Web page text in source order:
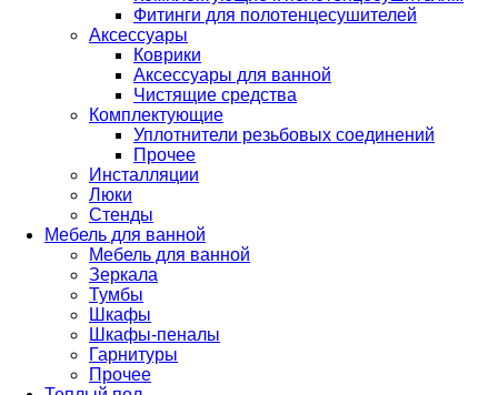
Фитинги для полотенцесушителей
Аксессуары
Коврики
Аксессуары для ванной
Чистящие средства
Комплектующие
Уплотнители резьбовых соединений
Прочее
Инсталляции
Люки
Стенды
Мебель для ванной
Мебель для ванной
Зеркала
Тумбы
Шкафы
Шкафы-пеналы
Гарнитуры
Прочее